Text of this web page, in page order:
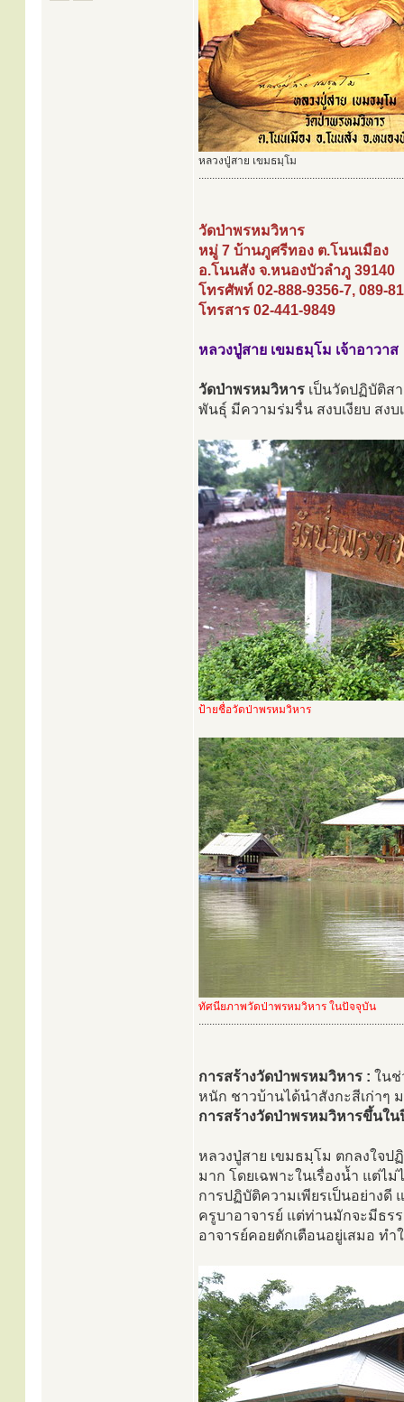
หลวงปู่สาย เขมธมฺโม
............................................................................
วัดป่าพรหมวิหาร
หมู่ 7 บ้านภูศรีทอง ต.โนนเมือง
อ.โนนสัง จ.หนองบัวลำภู 39140
โทรศัพท์ 02-888-9356-7, 089-
โทรสาร 02-441-9849
หลวงปู่สาย เขมธมฺโม เจ้าอาวาส
วัดป่าพรหมวิหาร เป็นวัดปฏิบัติส
พันธุ์ มีความร่มรื่น สงบเงียบ สงบ
ป้ายชื่อวัดป่าพรหมวิหาร
ทัศนียภาพวัดป่าพรหมวิหาร ในปัจจุบัน
............................................................................
การสร้างวัดป่าพรหมวิหาร : ในช่
หนัก ชาวบ้านได้นำสังกะสีเก่า
การสร้างวัดป่าพรหมวิหารขึ้นใ
หลวงปู่สาย เขมธมฺโม ตกลงใจ
มาก โดยเฉพาะในเรื่องน้ำ แต่ไ
การปฏิบัติความเพียรเป็นอย่างดี
ครูบาอาจารย์ แต่ท่านมักจะมีธร
อาจารย์คอยตักเตือนอยู่เสมอ ท